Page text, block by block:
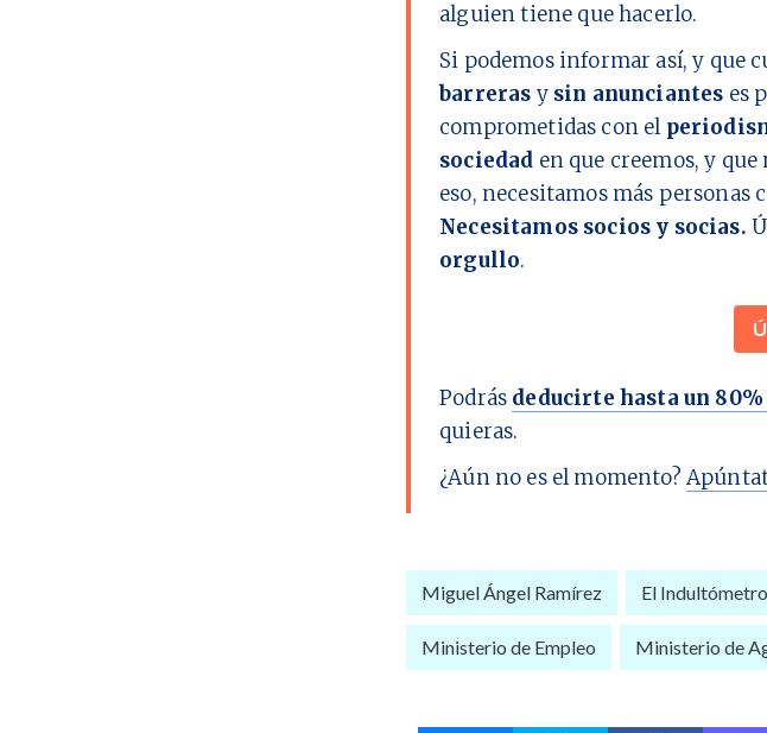
alguien tiene que hacerlo.
Si podemos informar así, y que
barreras y sin anunciantes es
comprometidas con el
sociedad en que creemos, y
eso, necesitamos más personas
Necesitamos socios y socias.
orgullo.
Podrás deducirte hasta un
quieras.
¿Aún no es el momento?
Miguel Ángel Ramírez El Indultómetro
Ministerio de Empleo Ministerio de